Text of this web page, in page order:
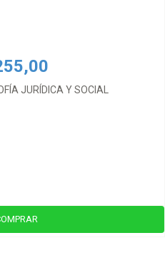
JURÍDICA Y SOCIAL